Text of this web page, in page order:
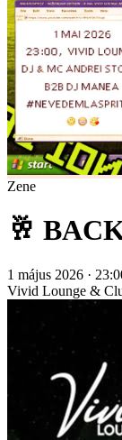
Zene
🥂
1 május 2026 ·
Vivid Lounge &